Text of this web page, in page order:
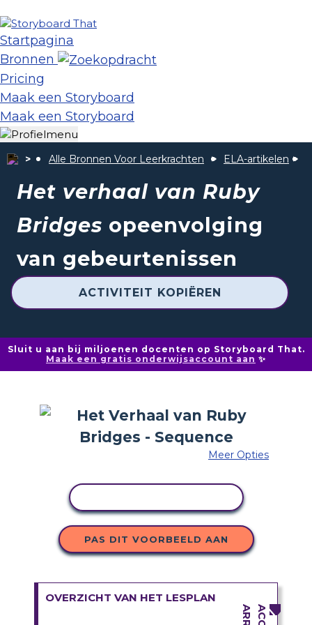
Startpagina
Bronnen
Pricing
Maak een Storyboard
Maak een Storyboard
Alle Bronnen Voor Leerkrachten ELA-artikelen
Het verhaal van Ruby
Bridges opeenvolging
van gebeurtenissen
ACTIVITEIT KOPIËREN
Sluit u aan bij miljoenen docenten op Storyboard That.
Maak een gratis onderwijsaccount aan ✨
Meer Opties
PAS DIT VOORBEELD AAN
OVERZICHT VAN HET LESPLAN